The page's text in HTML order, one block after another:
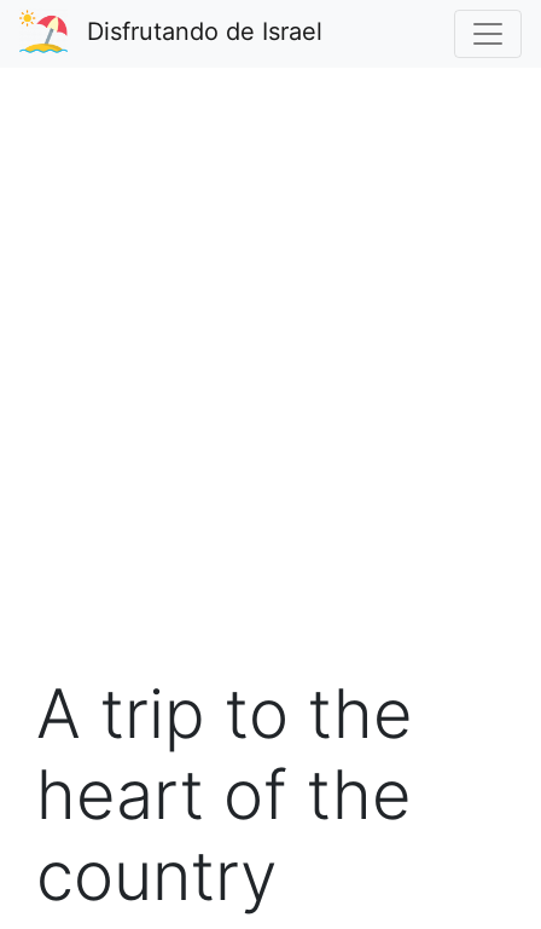
Disfrutando de Israel
A trip to the
heart of the
country